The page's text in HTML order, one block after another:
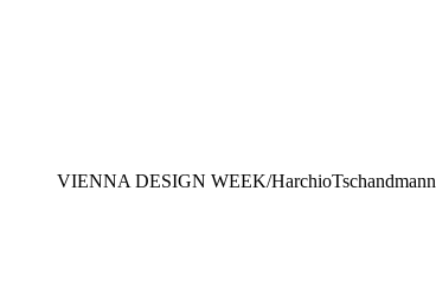
VIENNA DESIGN WEEK/HarchioTschandmann